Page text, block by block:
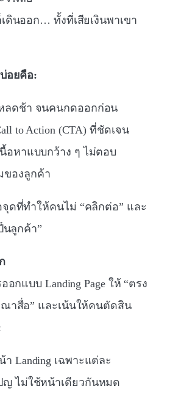
ดินออก… ทั้งที่เสียเงินพาเขา
อยคือ:
ลดช้า จนคนกดออกก่อน
to Action (CTA) ที่ชัดเจน
นื้อหาแบบกว้าง ๆ ไม่ตอบ
ของลูกค้า
ดที่ทำให้คนไม่ “คลิกต่อ” และ
นลูกค้า”
อกแบบ Landing Page ให้ “ตรง
าสื่อ” และเน้นให้คนตัดสิน
า Landing เฉพาะแต่ละ
ญ ไม่ใช้หน้าเดียวกันหมด